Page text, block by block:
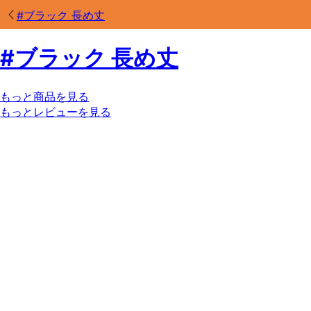
#ブラック 長め丈
#ブラック 長め丈
もっと商品を見る
もっとレビューを見る